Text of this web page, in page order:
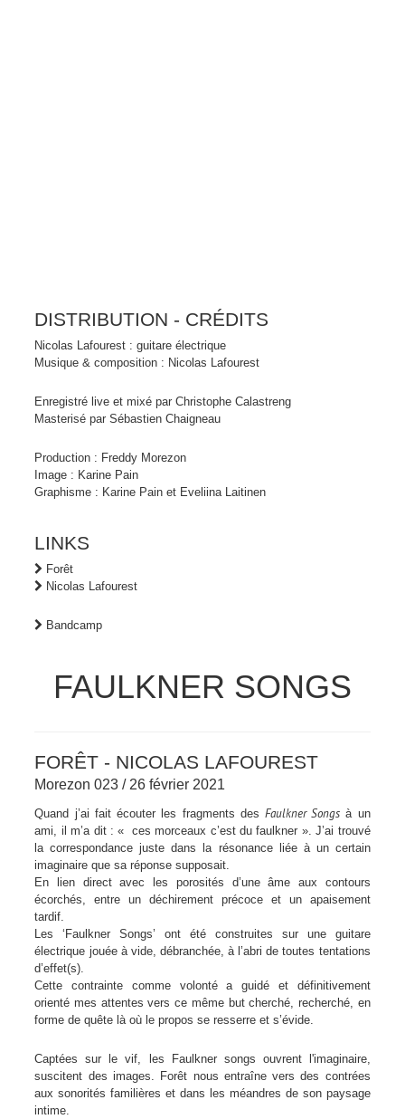
DISTRIBUTION - CRÉDITS
Nicolas Lafourest : guitare électrique
Musique & composition : Nicolas Lafourest
Enregistré live et mixé par Christophe Calastreng
Masterisé par Sébastien Chaigneau
Production : Freddy Morezon
Image : Karine Pain
Graphisme : Karine Pain et Eveliina Laitinen
LINKS
Forêt
Nicolas Lafourest
Bandcamp
FAULKNER SONGS
FORÊT - NICOLAS LAFOUREST
Morezon 023 / 26 février 2021
Quand j’ai fait écouter les fragments des Faulkner Songs à un
ami, il m’a dit : « ces morceaux c’est du faulkner ». J’ai trouvé
la correspondance juste dans la résonance liée à un certain
imaginaire que sa réponse supposait.
En lien direct avec les porosités d’une âme aux contours
écorchés, entre un déchirement précoce et un apaisement
tardif.
Les ‘Faulkner Songs’ ont été construites sur une guitare
électrique jouée à vide, débranchée, à l’abri de toutes tentations
d’effet(s).
Cette contrainte comme volonté a guidé et définitivement
orienté mes attentes vers ce même but cherché, recherché, en
forme de quête là où le propos se resserre et s’évide.
Captées sur le vif, les Faulkner songs ouvrent l'imaginaire,
suscitent des images. Forêt nous entraîne vers des contrées
aux sonorités familières et dans les méandres de son paysage
intime.